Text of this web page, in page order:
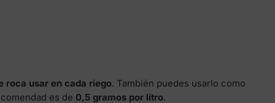
roca usar en cada riego. También puedes usarlo como
es de 0,5 gramos por litro.